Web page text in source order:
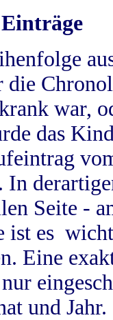
die
war,
das
Seite -
ist es
Eine
und Jahr.